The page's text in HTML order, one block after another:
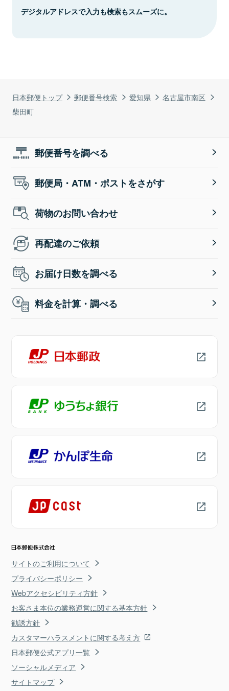
日本郵便トップ 郵便番号検索 愛知県
名古屋市南区
柴田町
デジタルアドレスで入力も検索もスムーズに。
郵便番号を調べる
郵便局・ATM・ポストをさがす
荷物のお問い合わせ
再配達のご依頼
お届け日数を調べる
料金を計算・調べる
サイトのご利用について
プライバシーポリシー
Webアクセシビリティ方針
お客さま本位の業務運営に関する基本方針
勧誘方針
カスタマーハラスメントに関する考え方
日本郵便公式アプリ一覧
ソーシャルメディア
サイトマップ